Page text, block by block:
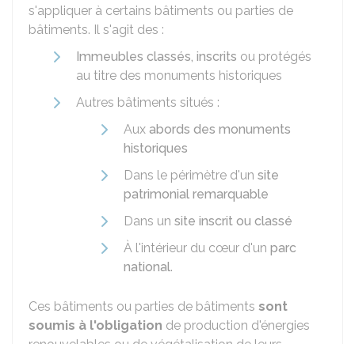
s'appliquer à certains bâtiments ou parties de
bâtiments. Il s'agit des :
Immeubles classés, inscrits ou protégés
au titre des monuments historiques
Autres bâtiments situés :
Aux abords des monuments
historiques
Dans le périmètre d'un site
patrimonial remarquable
Dans un site inscrit ou classé
À l'intérieur du cœur d'un parc
national.
Ces bâtiments ou parties de bâtiments sont
soumis à l'obligation de production d'énergies